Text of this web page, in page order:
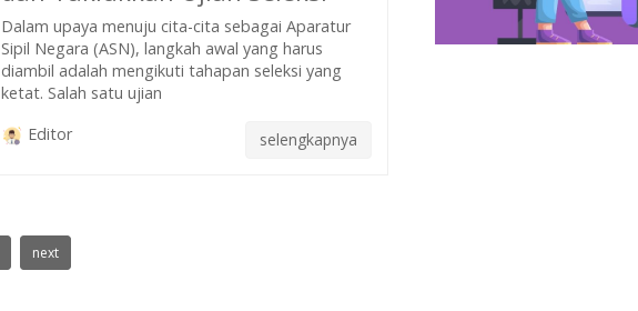
Dalam upaya menuju cita-cita sebagai Aparatur
Sipil Negara (ASN), langkah awal yang harus
diambil adalah mengikuti tahapan seleksi yang
ketat. Salah satu ujian
Editor
selengkapnya
next